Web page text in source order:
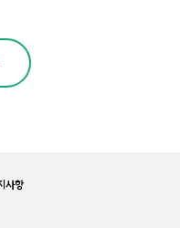
사항